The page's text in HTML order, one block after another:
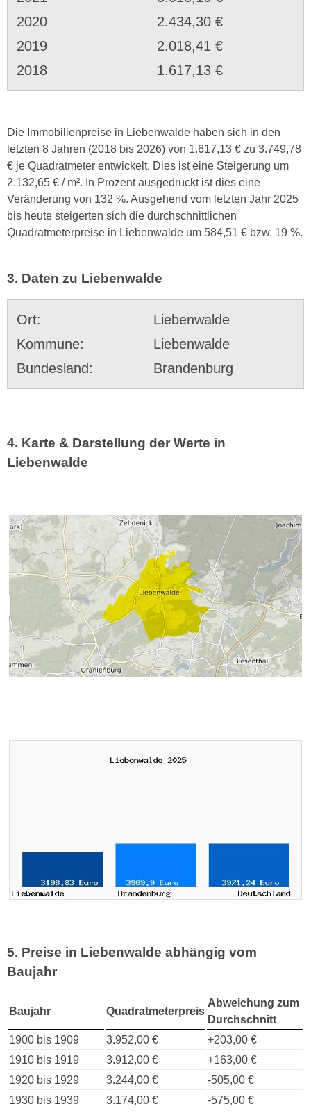
2020
2.434,30 €
2019
2.018,41 €
2018
1.617,13 €
Die Immobilienpreise in Liebenwalde haben sich in den
letzten 8 Jahren (2018 bis 2026) von 1.617,13 € zu 3.749,78
€ je Quadratmeter entwickelt. Dies ist eine Steigerung um
2.132,65 € / m². In Prozent ausgedrückt ist dies eine
Veränderung von 132 %. Ausgehend vom letzten Jahr 2025
bis heute steigerten sich die durchschnittlichen
Quadratmeterpreise in Liebenwalde um 584,51 € bzw. 19 %.
3. Daten zu Liebenwalde
Ort:
Liebenwalde
Kommune:
Liebenwalde
Bundesland:
Brandenburg
4. Karte & Darstellung der Werte in
Liebenwalde
5. Preise in Liebenwalde abhängig vom
Baujahr
Baujahr Quadratmeterpreis
Abweichung zum
Durchschnitt
1900 bis 1909
3.952,00 €
+203,00 €
1910 bis 1919
3.912,00 €
+163,00 €
1920 bis 1929
3.244,00 €
-505,00 €
1930 bis 1939
3.174,00 €
-575,00 €